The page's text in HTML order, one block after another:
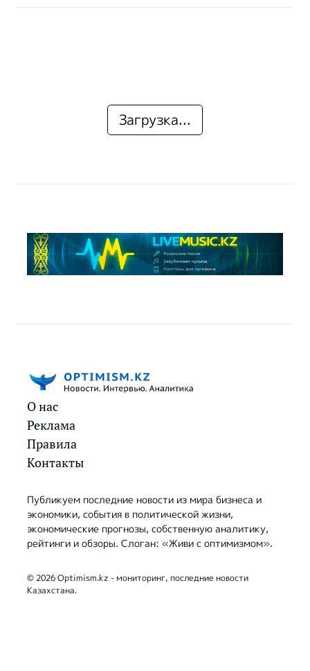
Загрузка...
О нас
Реклама
Правила
Контакты
Публикуем последние новости из мира бизнеса и
экономики, события в политической жизни,
экономические прогнозы, собственную аналитику,
рейтинги и обзоры. Слоган: «Живи с оптимизмом».
© 2026 Optimism.kz - мониторинг, последние новости
Казахстана.